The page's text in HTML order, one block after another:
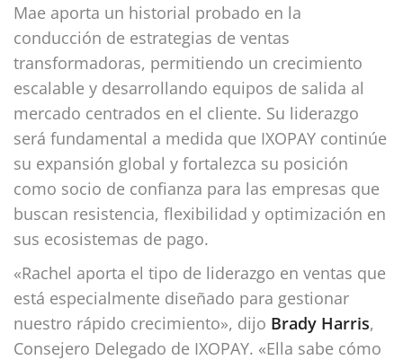
Mae aporta un historial probado en la
conducción de estrategias de ventas
transformadoras, permitiendo un crecimiento
escalable y desarrollando equipos de salida al
mercado centrados en el cliente. Su liderazgo
será fundamental a medida que IXOPAY continúe
su expansión global y fortalezca su posición
como socio de confianza para las empresas que
buscan resistencia, flexibilidad y optimización en
sus ecosistemas de pago.
«Rachel aporta el tipo de liderazgo en ventas que
está especialmente diseñado para gestionar
nuestro rápido crecimiento», dijo Brady Harris,
Consejero Delegado de IXOPAY. «Ella sabe cómo